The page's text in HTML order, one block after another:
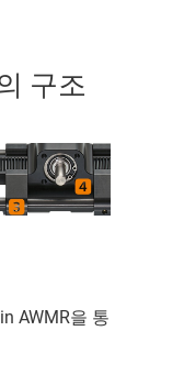
구조
AWMR을 통